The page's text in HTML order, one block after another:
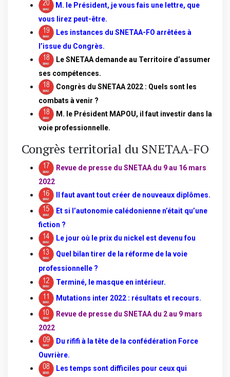
M. le Président, je vous fais une lettre, que
vous lirez peut-être.
Les instances du SNETAA-FO arrêtées à
l’issue du Congrès.
Le SNETAA demande au Territoire d’assumer
ses compétences.
Congrès du SNETAA 2022 : Quels sont les
combats à venir ?
M. le Président MAPOU, il faut investir dans la
voie professionnelle.
Congrès territorial du SNETAA-FO
Revue de presse du SNETAA du 9 au 16 mars
2022
Il faut avant tout créer de nouveaux diplômes.
Et si l’autonomie calédonienne n’était qu’une
fiction ?
Le jour où le prix du nickel est devenu fou
Quel bilan tirer de la réforme de la voie
professionnelle ?
Terminé, le masque en intérieur.
Mutations inter 2022 : résultats et recours.
Revue de presse du SNETAA du 2 au 9 mars
2022
Du rififi à la tête de la confédération Force
Ouvrière.
Les temps sont difficiles pour ceux qui